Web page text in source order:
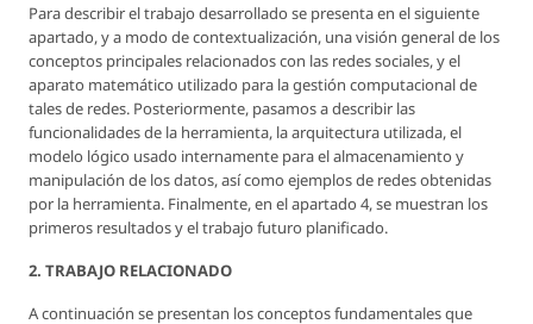
Para describir el trabajo desarrollado se presenta en el siguiente
apartado, y a modo de contextualización, una visión general de los
conceptos principales relacionados con las redes sociales, y el
aparato matemático utilizado para la gestión computacional de
tales de redes. Posteriormente, pasamos a describir las
funcionalidades de la herramienta, la arquitectura utilizada, el
modelo lógico usado internamente para el almacenamiento y
manipulación de los datos, así como ejemplos de redes obtenidas
por la herramienta. Finalmente, en el apartado 4, se muestran los
primeros resultados y el trabajo futuro planificado.
2. TRABAJO RELACIONADO
A continuación se presentan los conceptos fundamentales que